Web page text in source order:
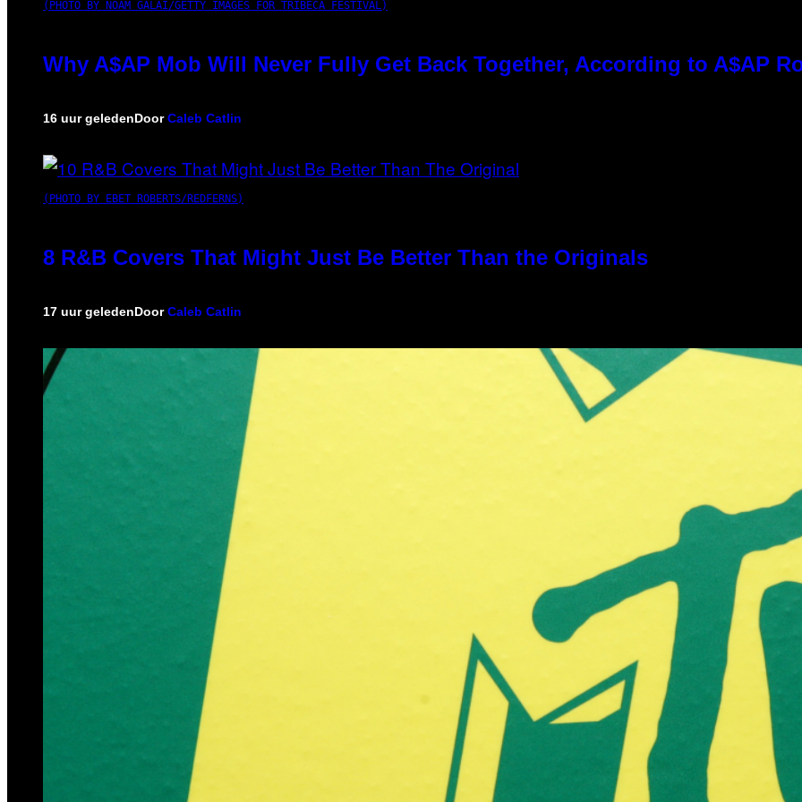
(PHOTO BY NOAM GALAI/GETTY IMAGES FOR TRIBECA FESTIVAL)
Why A$AP Mob Will Never Fully Get Back Together, According to A$AP
16 uur geledenDoorCaleb Catlin
(PHOTO BY EBET ROBERTS/REDFERNS)
8 R&B Covers That Might Just Be Better Than the Originals
17 uur geledenDoorCaleb Catlin